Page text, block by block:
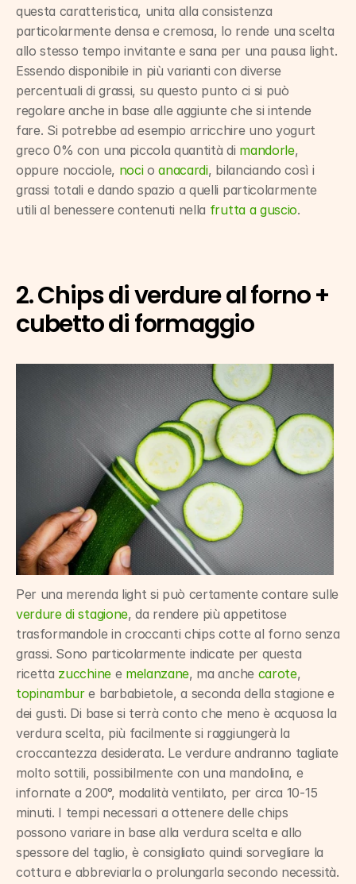
questa caratteristica, unita alla consistenza
particolarmente densa e cremosa, lo rende una scelta
allo stesso tempo invitante e sana per una pausa light.
Essendo disponibile in più varianti con diverse
percentuali di grassi, su questo punto ci si può
regolare anche in base alle aggiunte che si intende
fare. Si potrebbe ad esempio arricchire uno yogurt
greco 0% con una piccola quantità di mandorle,
oppure nocciole, noci o anacardi, bilanciando così i
grassi totali e dando spazio a quelli particolarmente
utili al benessere contenuti nella frutta a guscio.
2. Chips di verdure al forno +
cubetto di formaggio
verdure di stagione, da rendere più appetitose
trasformandole in croccanti chips cotte al forno senza
grassi. Sono particolarmente indicate per questa
ricetta zucchine e melanzane, ma anche carote
topinambur e barbabietole, a seconda della stagione e
dei gusti. Di base si terrà conto che meno è acquosa la
verdura scelta, più facilmente si raggiungerà la
croccantezza desiderata. Le verdure andranno tagliate
molto sottili, possibilmente con una mandolina, e
infornate a 200°, modalità ventilato, per circa 10-15
minuti. I tempi necessari a ottenere delle chips
possono variare in base alla verdura scelta e allo
spessore del taglio, è consigliato quindi sorvegliare la
cottura e abbreviarla o prolungarla secondo necessità.